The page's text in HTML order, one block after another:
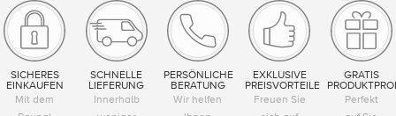
SICHERES
EINKAUFEN
Mit dem
SCHNELLE
LIEFERUNG
Innerhalb
PERSÖNLICHE
BERATUNG
Wir helfen
EXKLUSIVE
PREISVORTEILE
Freuen Sie
GRATIS
Perfekt